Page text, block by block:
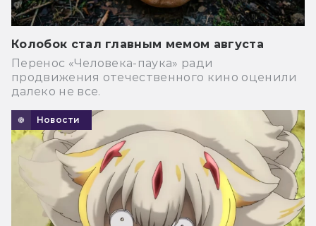
Колобок стал главным мемом августа
Перенос «Человека-паука» ради
продвижения отечественного кино оценили
далеко не все.
Новости